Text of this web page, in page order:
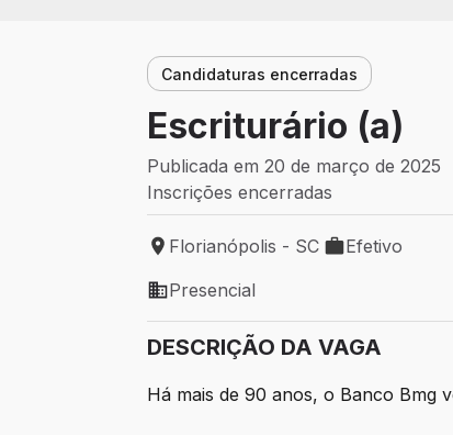
Candidaturas encerradas
Escriturário (a)
Publicada em 20 de março de 2025
Inscrições encerradas
Local de trabalho: Florianópolis - SC
Florianópolis - SC
Tipo de vaga:
Efetivo
Modelo de trabalho: Presencial
Presencial
DESCRIÇÃO DA VAGA
Há mais de 90 anos, o Banco Bmg